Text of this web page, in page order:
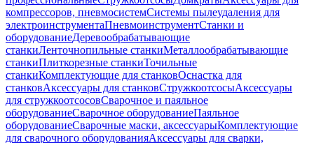
компрессоров, пневмосистемСистемы пылеудаления для
электроинструментаПневмоинструментСтанки и
оборудованиеДеревообрабатывающие
станкиЛенточнопильные станкиМеталлообрабатывающие
станкиПлиткорезные станкиТочильные
станкиКомплектующие для станковОснастка для
станковАксессуары для станковСтружкоотсосыАксессуары
для стружкоотсосовСварочное и паяльное
оборудованиеСварочное оборудованиеПаяльное
оборудованиеСварочные маски, аксессуарыКомплектующие
для сварочного оборудованияАксессуары для сварки,